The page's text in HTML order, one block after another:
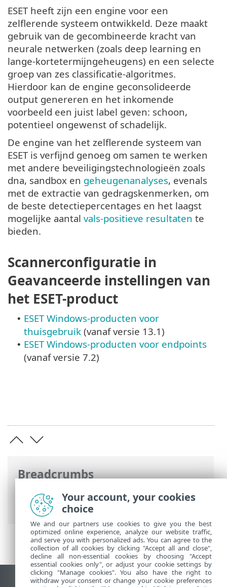
Breadcrumbs
Online-Help van ESET>ESET Glossary>
ESET-technologieën > Zelflerend systeem
ESET heeft zijn een engine voor een
zelflerende systeem ontwikkeld. Deze maakt
gebruik van de gecombineerde kracht van
neurale netwerken (zoals deep learning en
lange-kortetermijngeheugens) en een selecte
groep van zes classificatie-algoritmes.
Hierdoor kan de engine geconsolideerde
output genereren en het inkomende
voorbeeld een juist label geven: schoon,
potentieel ongewenst of schadelijk.
De engine van het zelflerende systeem van
ESET is verfijnd genoeg om samen te werken
met andere beveiligingstechnologieën zoals
dna, sandbox en geheugenanalyses, evenals
met de extractie van gedragskenmerken, om
de beste detectiepercentages en het laagst
mogelijke aantal vals-positieve resultaten te
bieden.
Scannerconfiguratie in
Geavanceerde instellingen van
het ESET-product
• ESET Windows-producten voor
thuisgebruik (vanaf versie 13.1)
• ESET Windows-producten voor endpoints
(vanaf versie 7.2)
Your account, your cookies
choice
We and our partners use cookies to give you the best
optimized online experience, analyze our website traffic,
and serve you with personalized ads. You can agree to the
collection of all cookies by clicking "Accept all and close",
decline all non-essential cookies by choosing "Accept
essential cookies only", or adjust your cookie settings by
clicking "Manage cookies". You also have the right to
withdraw your consent or change your cookie preferences